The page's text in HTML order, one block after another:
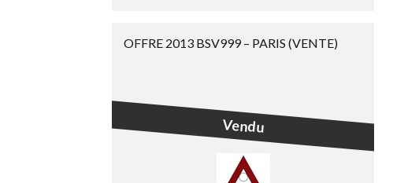
OFFRE 2013 BSV999 – PARIS (VENTE)
Vendu